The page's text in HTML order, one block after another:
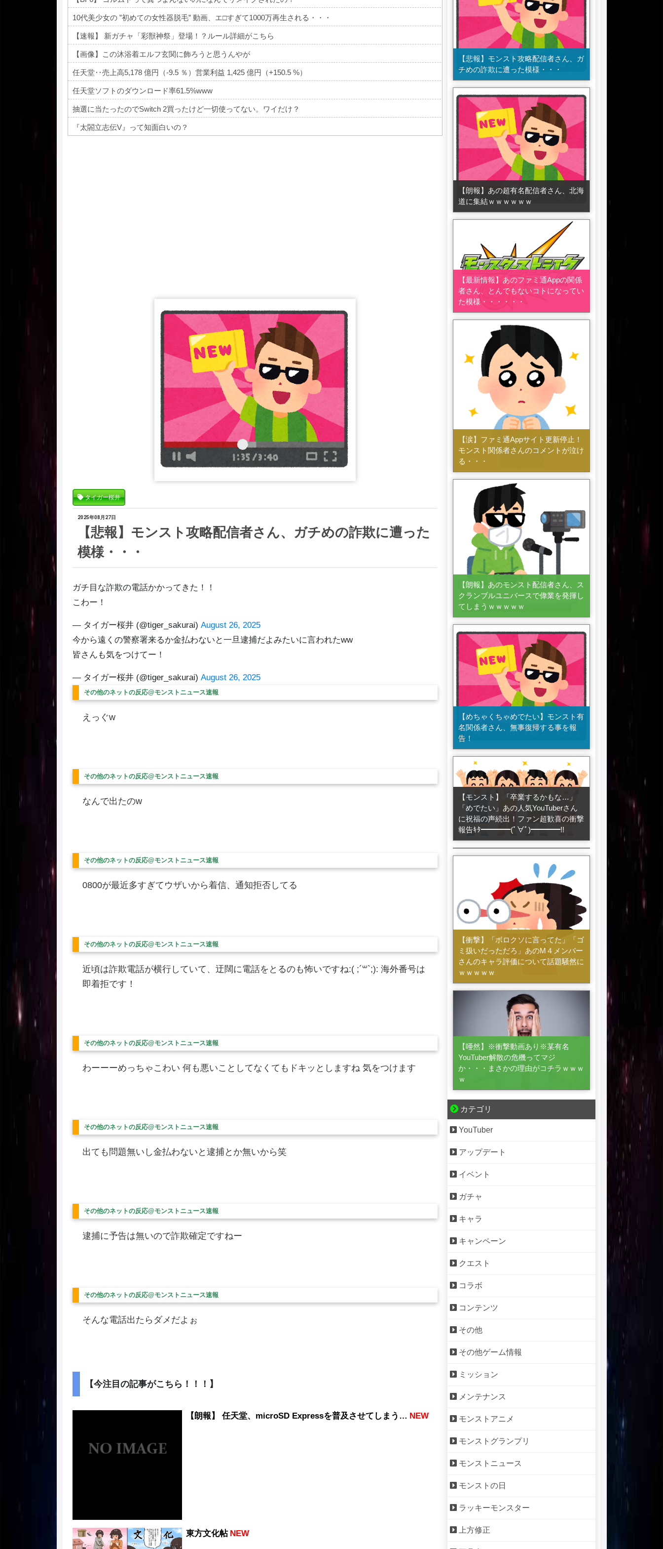
10代美少女の ”初めての女性器脱毛” 動画、エ□すぎて1000万再生される・・・
【速報】 新ガチャ「彩獣神祭」登場！？ルール詳細がこちら
【画像】この沐浴着エルフ玄関に飾ろうと思うんやが
任天堂‥売上高5,178 億円（-9.5 ％）営業利益 1,425 億円（+150.5 %）
任天堂ソフトのダウンロード率61.5%www
抽選に当たったのでSwitch 2買ったけど一切使ってない。ワイだけ？
『太閤立志伝V』って知面白いの？
タイガー桜井
2025年08月27日
【悲報】モンスト攻略配信者さん、ガチめの詐欺に遭った
模様・・・
ガチ目な詐欺の電話かかってきた！！
こわー！
— タイガー桜井 (@tiger_sakurai) August 26, 2025
今から遠くの警察署来るか金払わないと一旦逮捕だよみたいに言われたww
皆さんも気をつけてー！
— タイガー桜井 (@tiger_sakurai) August 26, 2025
その他のネットの反応@モンストニュース速報
えっぐw
その他のネットの反応@モンストニュース速報
なんで出たのw
その他のネットの反応@モンストニュース速報
0800が最近多すぎてウザいから着信、通知拒否してる
その他のネットの反応@モンストニュース速報
近頃は詐欺電話が横行していて、迂闊に電話をとるのも怖いですね:( ;´꒳`;): 海外番号は
即着拒です！
その他のネットの反応@モンストニュース速報
わーーーめっちゃこわい 何も悪いことしてなくてもドキッとしますね 気をつけます
その他のネットの反応@モンストニュース速報
出ても問題無いし金払わないと逮捕とか無いから笑
その他のネットの反応@モンストニュース速報
逮捕に予告は無いので詐欺確定ですねー
その他のネットの反応@モンストニュース速報
そんな電話出たらダメだよぉ
【今注目の記事がこちら！！！】
【朗報】 任天堂、microSD Expressを普及させてしまう… NEW
東方文化帖 NEW
【悲報】モンスト攻略配信者さん、ガ
チめの詐欺に遭った模様・・・
【朗報】あの超有名配信者さん、北海
道に集結ｗｗｗｗｗｗ
【最新情報】あのファミ通Appの関係
者さん、とんでもないコトになってい
た模様・・・・・・
【涙】ファミ通Appサイト更新停止！
モンスト関係者さんのコメントが泣け
る・・・
【朗報】あのモンスト配信者さん、ス
クランブルユニバースで偉業を発揮し
てしまうｗｗｗｗｗ
【めちゃくちゃめでたい】モンスト有
名関係者さん、無事復帰する事を報
告！
【モンスト】「卒業するかもな…」
「めでたい」あの人気YouTuberさん
に祝福の声続出！ファン超歓喜の衝撃
報告ｷﾀ━━━━(ﾟ∀ﾟ)━━━━!!
【モンスト】※激震※「可愛いなぁ」
「楽しそうにやっててなにより」あの
M4メンバーさん、とんでもない所と
【衝撃】「ボロクソに言ってた」「ゴ
ミ扱いだっただろ」あのM４メンバー
さんのキャラ評価について話題騒然に
ｗｗｗｗｗ
【唖然】※衝撃動画あり※某有名
YouTuber解散の危機ってマジ
か・・・まさかの理由がコチラｗｗｗ
ｗ
カテゴリ
YouTuber
アップデート
イベント
ガチャ
キャラ
キャンペーン
クエスト
コラボ
コンテンツ
その他
その他ゲーム情報
ミッション
メンテナンス
モンストアニメ
モンストグランプリ
モンストニュース
モンストの日
ラッキーモンスター
上方修正